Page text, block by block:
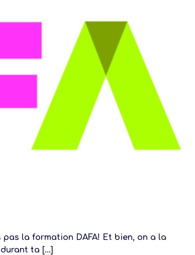
la formation DAFA! Et bien, on a la
ta [...]